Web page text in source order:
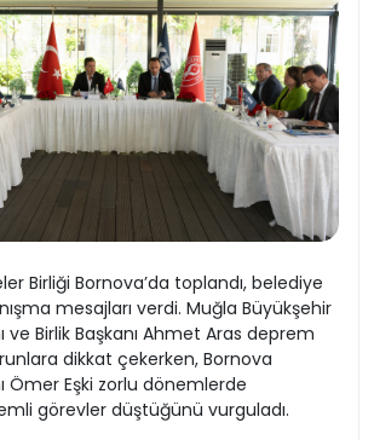
Birliği Bornova’da toplandı, belediye
mesajları verdi. Muğla Büyükşehir
ve Birlik Başkanı Ahmet Aras deprem
dikkat çekerken, Bornova
Ömer Eşki zorlu dönemlerde
görevler düştüğünü vurguladı.